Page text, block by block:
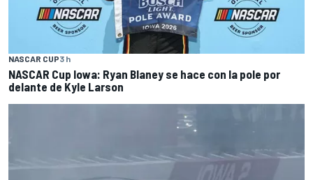
NASCAR CUP3 h
NASCAR Cup Iowa: Ryan Blaney se hace con la pole por
delante de Kyle Larson